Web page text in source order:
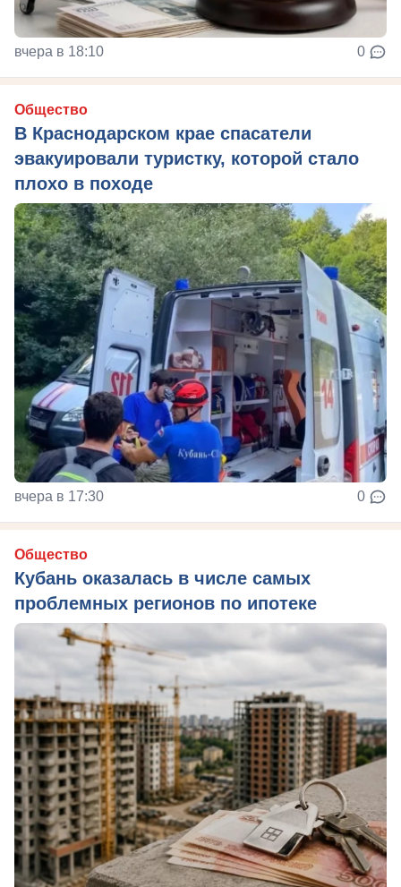
вчера в 18:10 0
Общество
В Краснодарском крае спасатели
эвакуировали туристку, которой стало
плохо в походе
вчера в 17:30 0
Общество
Кубань оказалась в числе самых
проблемных регионов по ипотеке